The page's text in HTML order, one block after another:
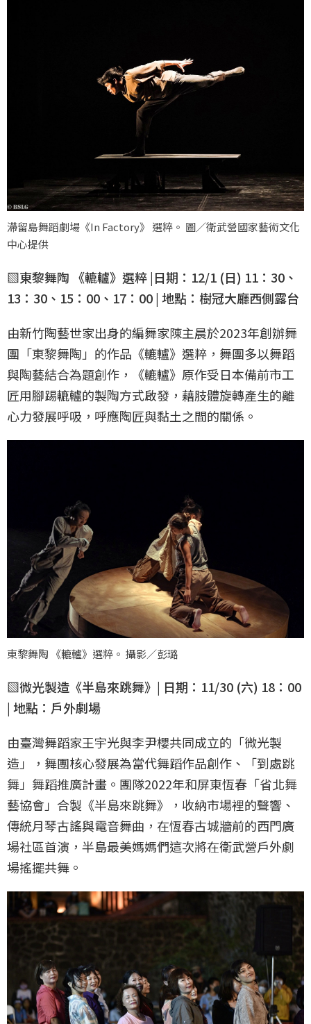
滯留島舞蹈劇場《In Factory》 選粹。 圖／衛武營國家藝術文化
中心提供
▧東黎舞陶 《轆轤》選粹 |日期：12/1 (日) 11：30、
13：30、15：00、17：00 | 地點：樹冠大廳西側露台
由新竹陶藝世家出身的編舞家陳主晨於2023年創辦舞
團「東黎舞陶」的作品《轆轤》選粹，舞團多以舞蹈
與陶藝結合為題創作，《轆轤》原作受日本備前市工
匠用腳踢轆轤的製陶方式啟發，藉肢體旋轉產生的離
心力發展呼吸，呼應陶匠與黏土之間的關係。
東黎舞陶 《轆轤》選粹。 攝影／彭璐
▧微光製造《半島來跳舞》| 日期：11/30 (六) 18：00
| 地點：戶外劇場
由臺灣舞蹈家王宇光與李尹櫻共同成立的「微光製
造」，舞團核心發展為當代舞蹈作品創作、「到處跳
舞」舞蹈推廣計畫。團隊2022年和屏東恆春「省北舞
藝協會」合製《半島來跳舞》，收納市場裡的聲響、
傳統月琴古謠與電音舞曲，在恆春古城牆前的西門廣
場社區首演，半島最美媽媽們這次將在衛武營戶外劇
場搖擺共舞。